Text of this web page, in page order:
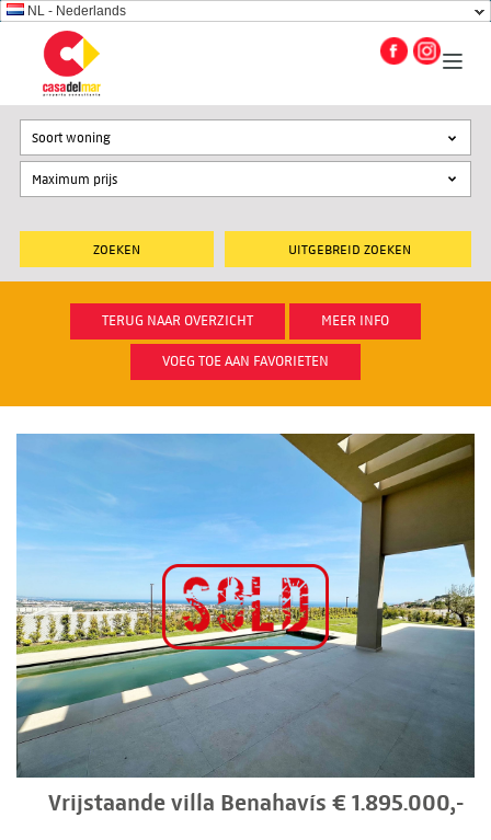
NL - Nederlands
UITGEBREID ZOEKEN
Soort woning
TERUG NAAR OVERZICHT MEER INFO
VOEG TOE AAN FAVORIETEN
Vrijstaande villa Benahavís € 1.895.000,-